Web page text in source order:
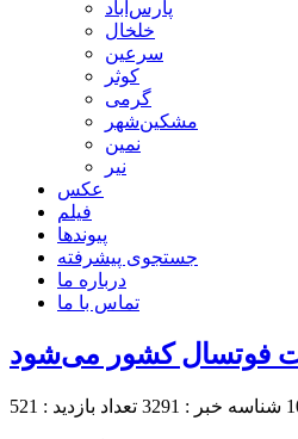
پارس‌آباد
خلخال
سرعین
کوثر
گرمی
مشکین‌شهر
نمین
نیر
عکس
فیلم
پیوندها
جستجوی پیشرفته
درباره ما
تماس با ما
فوتسال کشور می‌شود
شناسه خبر : 3291 تعداد بازدید : 521